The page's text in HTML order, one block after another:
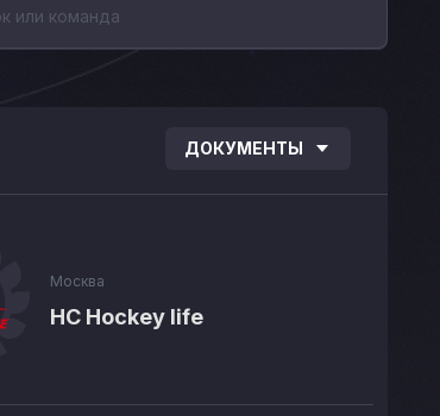
ДОКУМЕНТЫ
Москва
НС Hockey life